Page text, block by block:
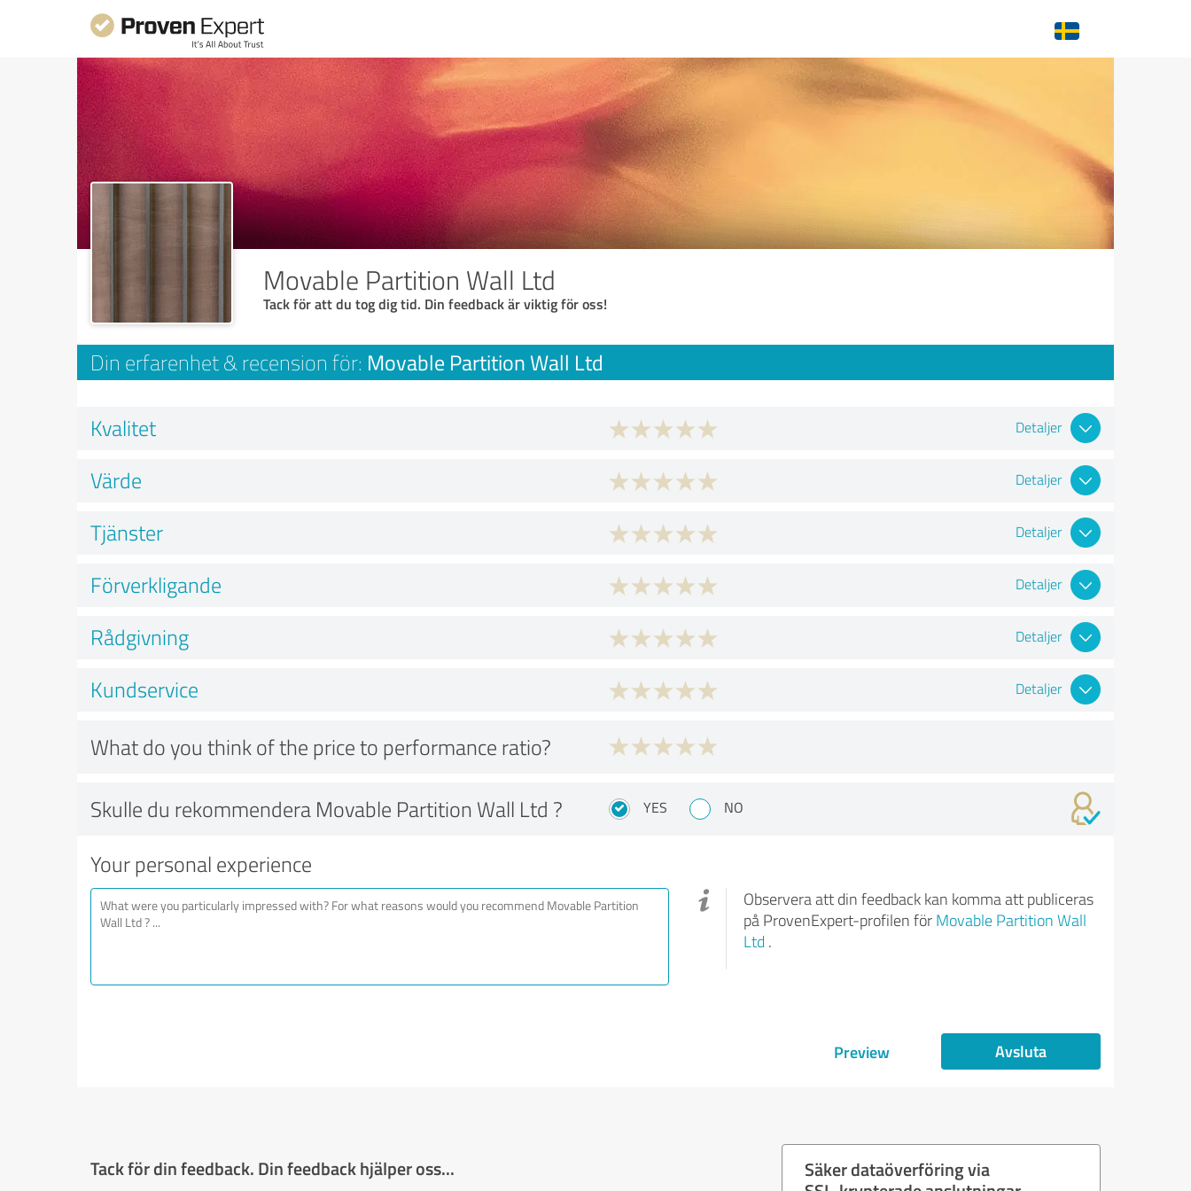
Movable Partition Wall Ltd
Tack för att du tog dig tid. Din feedback är viktig för oss!
Din erfarenhet & recension för: Movable Partition Wall Ltd
Kvalitet Detaljer
Värde Detaljer
Tjänster Detaljer
Förverkligande Detaljer
Rådgivning Detaljer
Kundservice Detaljer
What do you think of the price to performance ratio?
Skulle du rekommendera Movable Partition Wall Ltd ? YES NO
Your personal experience
Observera att din feedback kan komma att publiceras
på ProvenExpert-profilen för Movable Partition Wall
Ltd .
Preview Avsluta
Tack för din feedback. Din feedback hjälper oss...
Säker dataöverföring via